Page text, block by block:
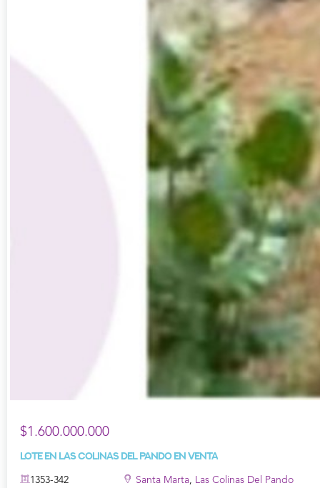
$1.600.000.000
Lote en Las Colinas Del Pando en Venta
1353-342 Santa Marta, Las Colinas Del Pando